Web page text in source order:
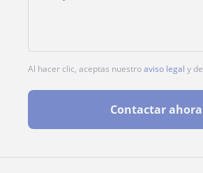
Al hacer clic, aceptas nuestroaviso legal y de
Contactar ahora